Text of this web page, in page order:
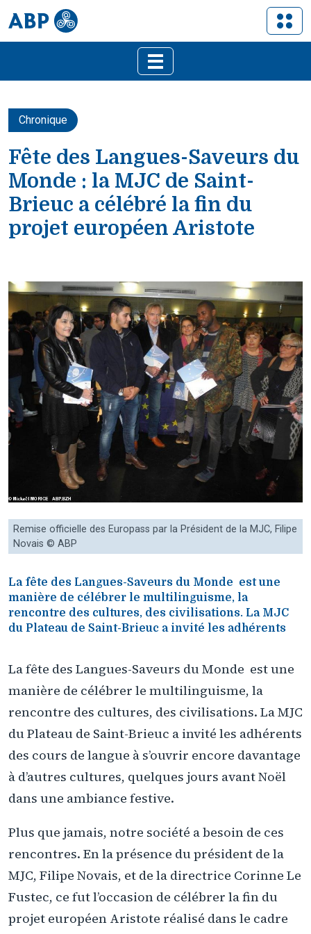
Chronique
Fête des Langues-Saveurs du
Monde : la MJC de Saint-
Brieuc a célébré la fin du
projet européen Aristote
Remise officielle des Europass par la Président de la MJC, Filipe
Novais © ABP
La fête des Langues-Saveurs du Monde est une
manière de célébrer le multilinguisme, la
rencontre des cultures, des civilisations. La MJC
du Plateau de Saint-Brieuc a invité les adhérents
La fête des Langues-Saveurs du Monde est une
manière de célébrer le multilinguisme, la
rencontre des cultures, des civilisations. La MJC
du Plateau de Saint-Brieuc a invité les adhérents
des cours de langue à s’ouvrir encore davantage
à d’autres cultures, quelques jours avant Noël
dans une ambiance festive.
Plus que jamais, notre société a besoin de ces
rencontres. En la présence du président de la
MJC, Filipe Novais, et de la directrice Corinne Le
Fustec, ce fut l’occasion de célébrer la fin du
projet européen Aristote réalisé dans le cadre